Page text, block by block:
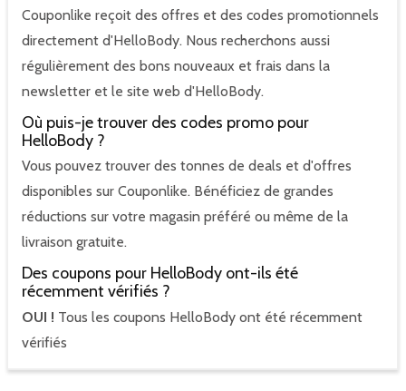
Couponlike reçoit des offres et des codes promotionnels
directement d'HelloBody. Nous recherchons aussi
régulièrement des bons nouveaux et frais dans la
newsletter et le site web d'HelloBody.
Où puis-je trouver des codes promo pour
HelloBody ?
Vous pouvez trouver des tonnes de deals et d'offres
disponibles sur Couponlike. Bénéficiez de grandes
réductions sur votre magasin préféré ou même de la
livraison gratuite.
Des coupons pour HelloBody ont-ils été
récemment vérifiés ?
OUI ! Tous les coupons HelloBody ont été récemment
vérifiés